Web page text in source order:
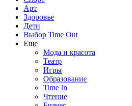
Арт
Здоровье
Дети
Выбор Time Out
Еще
Мода и красота
Театр
Игры
Образование
Time In
Чтение